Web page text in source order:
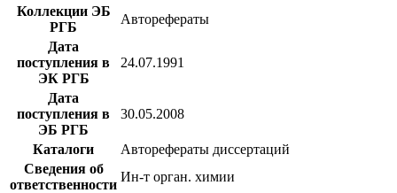
Коллекции ЭБ
РГБ
Авторефераты
Дата
поступления в
ЭК РГБ
24.07.1991
Дата
поступления в
ЭБ РГБ
30.05.2008
Каталоги
Авторефераты диссертаций
Сведения об
ответственности
Ин-т орган. химии